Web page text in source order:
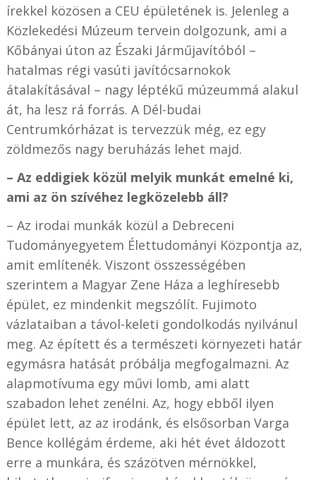
írekkel közösen a CEU épületének is. Jelenleg a
Közlekedési Múzeum tervein dolgozunk, ami a
Kőbányai úton az Északi Járműjavítóból –
hatalmas régi vasúti javítócsarnokok
átalakításával – nagy léptékű múzeummá alakul
át, ha lesz rá forrás. A Dél-budai
Centrumkórházat is tervezzük még, ez egy
zöldmezős nagy beruházás lehet majd.
– Az eddigiek közül melyik munkát emelné ki,
ami az ön szívéhez legközelebb áll?
– Az irodai munkák közül a Debreceni
Tudományegyetem Élettudományi Központja az,
amit említenék. Viszont összességében
szerintem a Magyar Zene Háza a leghíresebb
épület, ez mindenkit megszólít. Fujimoto
vázlataiban a távol-keleti gondolkodás nyilvánul
meg. Az épített és a természeti környezeti határ
egymásra hatását próbálja megfogalmazni. Az
alapmotívuma egy művi lomb, ami alatt
szabadon lehet zenélni. Az, hogy ebből ilyen
épület lett, az az irodánk, és elsősorban Varga
Bence kollégám érdeme, aki hét évet áldozott
erre a munkára, és százötven mérnökkel,